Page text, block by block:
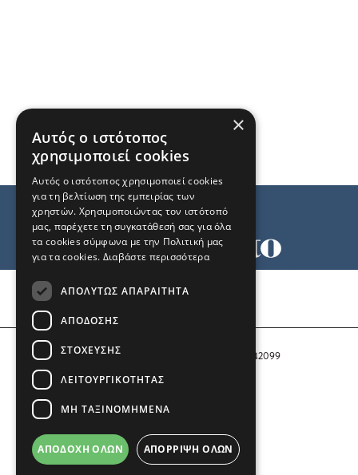
Αριθμός Πιστοποίησης Μ.Η.Τ. 242099
COPYRIGHT © 2026 Το Μανιφέστο
×
Αυτός ο ιστότοπος
χρησιμοποιεί cookies
Αυτός ο ιστότοπος χρησιμοποιεί cookies
για τη βελτίωση της εμπειρίας των
χρηστών. Χρησιμοποιώντας τον ιστότοπό
μας, παρέχετε τη συγκατάθεσή σας για όλα
τα cookies σύμφωνα με την Πολιτική μας
για τα cookies. Διαβάστε περισσότερα
ΑΠΟΛΎΤΩΣ ΑΠΑΡΑΊΤΗΤΑ
ΑΠΌΔΟΣΗΣ
ΣΤΌΧΕΥΣΗΣ
ΛΕΙΤΟΥΡΓΙΚΌΤΗΤΑΣ
ΜΗ ΤΑΞΙΝΟΜΗΜΈΝΑ
ΑΠΟΔΟΧΉ ΌΛΩΝ ΑΠΌΡΡΙΨΗ ΌΛΩΝ